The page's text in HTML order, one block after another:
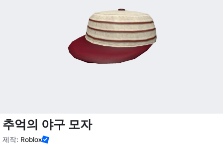
추억의 야구 모자
제작: Roblox